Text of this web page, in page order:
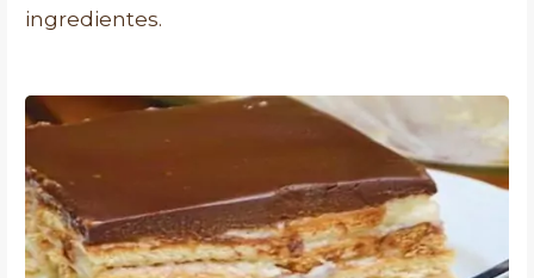
ingredientes.